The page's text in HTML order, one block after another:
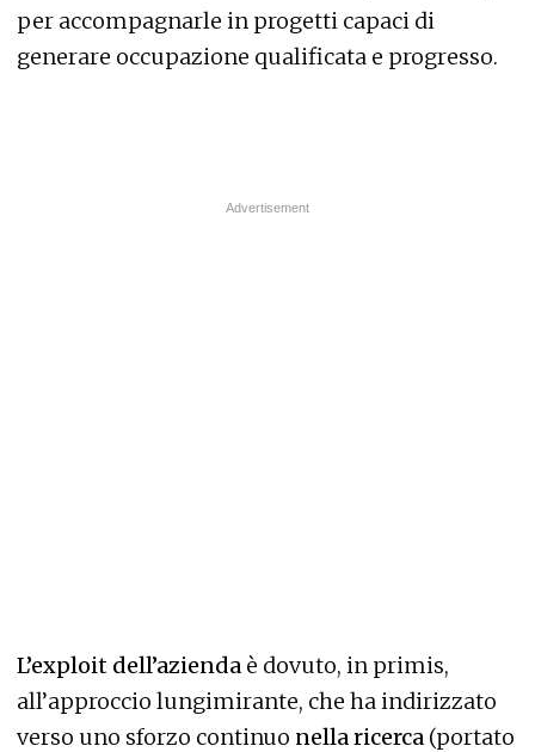
per accompagnarle in progetti capaci di
generare occupazione qualificata e progresso.
L’exploit dell’azienda è dovuto, in primis,
all’approccio lungimirante, che ha indirizzato
verso uno sforzo continuo nella ricerca (portato